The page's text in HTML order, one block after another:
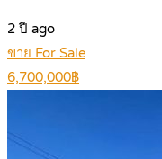
2 ปี ago
ขาย For Sale
6,700,000฿